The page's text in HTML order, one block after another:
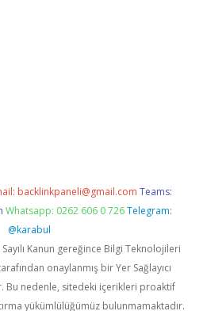
backlinkpaneli@gmail.com Teams:
Whatsapp: 0262 606 0 726 Telegram:
@karabul
Kanun gereğince Bilgi Teknolojileri
onaylanmış bir Yer Sağlayıcı
Bu nedenle, sitedeki içerikleri proaktif
yükümlülüğümüz bulunmamaktadır.